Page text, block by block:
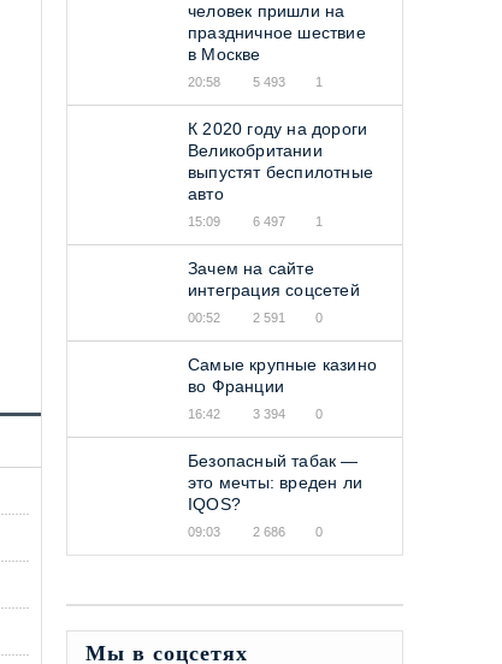
человек пришли на
праздничное шествие
в Москве
20:58 5 493 1
К 2020 году на дороги
Великобритании
выпустят беспилотные
авто
15:09 6 497 1
Зачем на сайте
интеграция соцсетей
00:52 2 591 0
Самые крупные казино
во Франции
16:42 3 394 0
Безопасный табак —
это мечты: вреден ли
IQOS?
09:03 2 686 0
Мы в соцсетях